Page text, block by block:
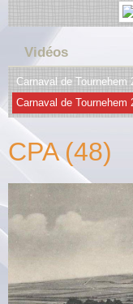
Vidéos
Carnaval de Tournehem
Carnaval de Tournehem
CPA (48)